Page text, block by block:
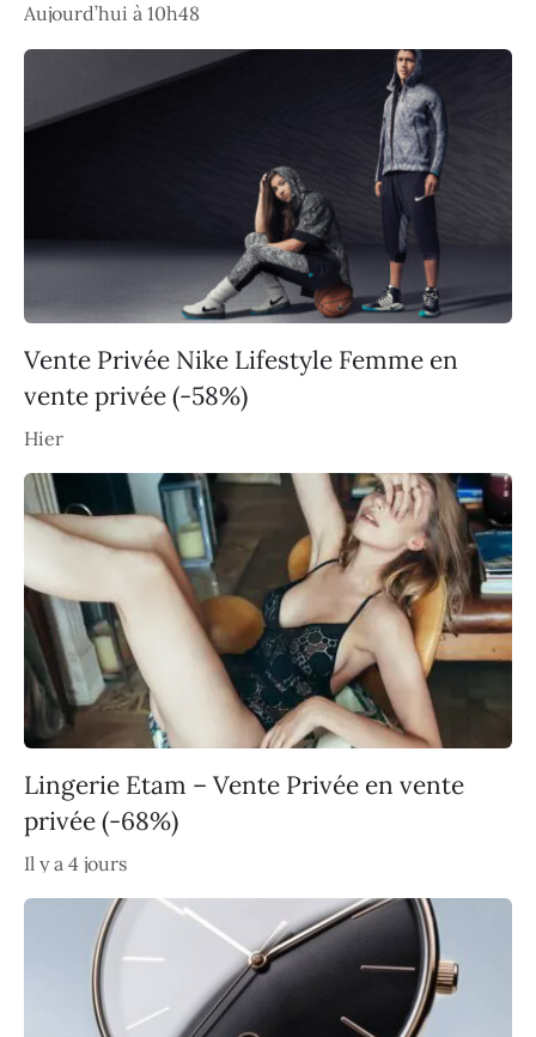
Aujourd’hui à 10h48
Vente Privée Nike Lifestyle Femme en
vente privée (-58%)
Hier
Lingerie Etam – Vente Privée en vente
privée (-68%)
Il y a 4 jours